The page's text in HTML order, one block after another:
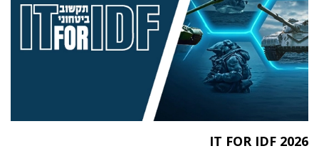
IT FOR IDF 2026